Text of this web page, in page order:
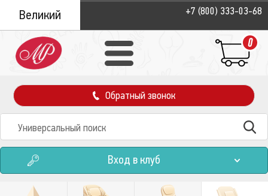
Великий
Новгород
+7 (800) 333-03-68
0
Обратный звонок
Вход в клуб